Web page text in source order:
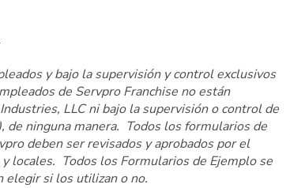
y bajo la supervisión y control exclusivos
de Servpro Franchise no están
LLC ni bajo la supervisión o control de
de ninguna manera. Todos los formularios de
deben ser revisados y aprobados por el
locales. Todos los Formularios de Ejemplo se
elegir si los utilizan o no.